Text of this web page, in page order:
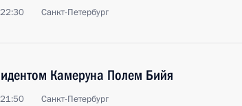
Санкт-Петербург
Камеруна Полем Бийя
Санкт-Петербург